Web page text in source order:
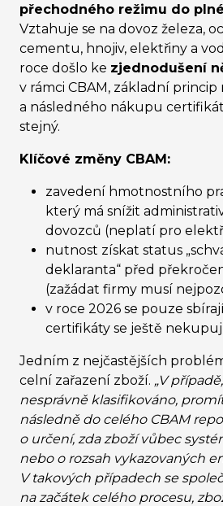
přechodného režimu do
Vztahuje se na dovoz železa,
cementu, hnojiv, elektřiny a
roce došlo ke zjednodušení
v rámci CBAM, základní
a následného nákupu
stejný.
Klíčové změny CBAM:
zavedení hmotnostního
který má snížit
dovozců (neplatí pro
nutnost získat status
deklaranta“ před
(zažádat firmy musí
v roce 2026 se pouze
certifikáty se ještě
Jedním z nejčastějších
celní zařazení zboží. „V
nesprávně klasifikováno,
následně do celého CBAM
o určení, zda zboží vůbec
nebo o rozsah vykazovaných
V takových případech se
na začátek celého procesu,